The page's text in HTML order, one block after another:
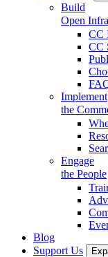
Build
Open
CC
CC
Implement
the
Engage
the People
Blog
Support Us